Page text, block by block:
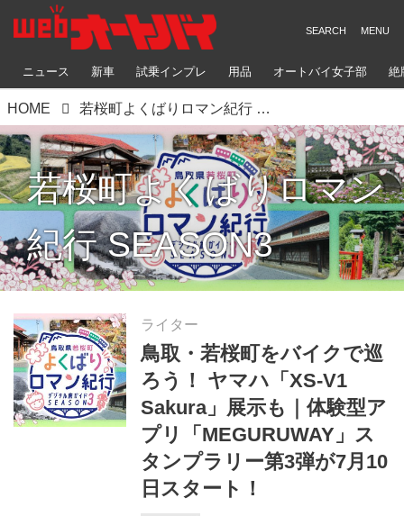
ニュース 新車 試乗インプレ 用品 オートバイ女子部 絶
HOME 若桜町よくばりロマン紀行 SEASON3
若桜町よくばりロマン
紀行 SEASON3
ライター
鳥取・若桜町をバイクで巡
ろう！ ヤマハ「XS-V1
Sakura」展示も｜体験型ア
プリ「MEGURUWAY」ス
タンプラリー第3弾が7月10
日スタート！